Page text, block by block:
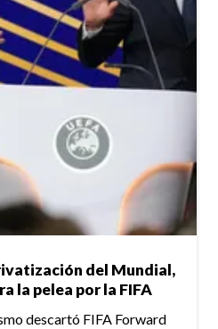
del Mundial,
la pelea por la FIFA
descartó FIFA Forward